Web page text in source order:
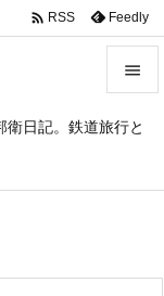
日記。鉄道旅行と


メニュ
サイド

 RSS Feedly